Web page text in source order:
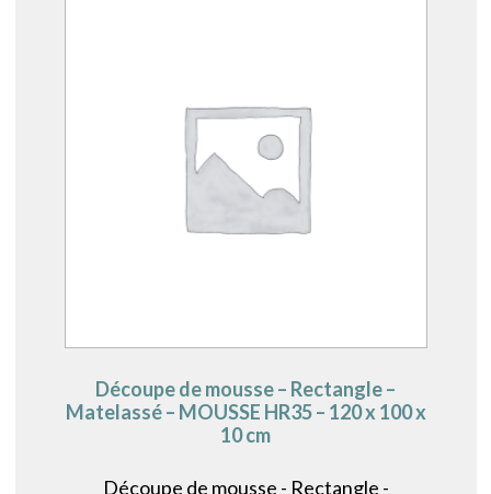
Découpe de mousse – Rectangle –
Matelassé – MOUSSE HR35 – 120 x 100 x
10 cm
Découpe de mousse - Rectangle -